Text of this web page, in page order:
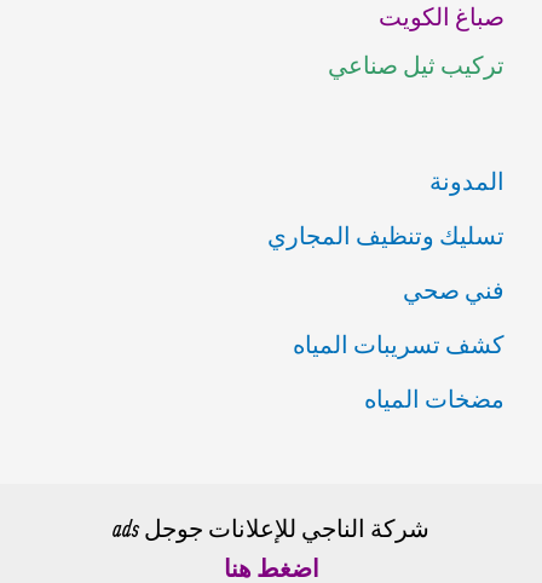
ن
:
صباغ الكويت
تركيب ثيل صناعي
المدونة
تسليك وتنظيف المجاري
فني صحي
كشف تسريبات المياه
مضخات المياه
شركة الناجي للإعلانات جوجل ads
اضغط هنا